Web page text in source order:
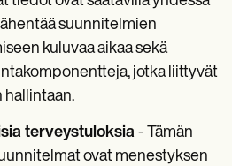
suunnitelmien
kuluvaa aikaa sekä
jotka liittyvät
terveystuloksia - Tämän
ovat menestyksen